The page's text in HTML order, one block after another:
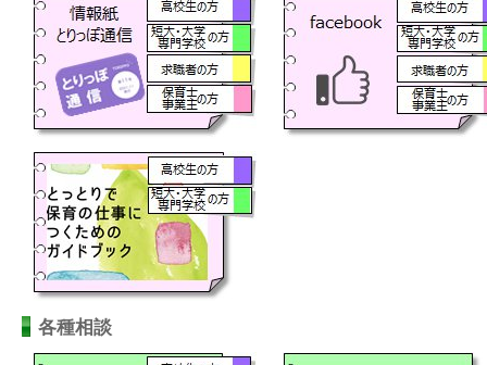
各種相談